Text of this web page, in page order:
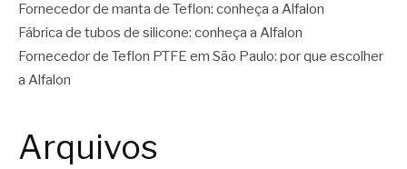
Fornecedor de manta de Teflon: conheça a Alfalon
Fábrica de tubos de silicone: conheça a Alfalon
Fornecedor de Teflon PTFE em São Paulo: por que escolher
a Alfalon
Arquivos